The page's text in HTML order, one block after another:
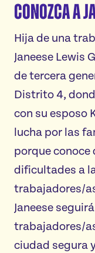
Conozca a
Hija de una
Janeese Lewis
de tercera
Distrito 4,
con su esposo
lucha por las
porque conoce
dificultades a
trabajadores/
Janeese
trabajadores/
ciudad segura